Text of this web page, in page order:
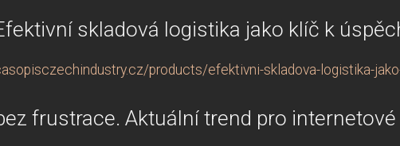
skladová logistika jako klíč k
products/efektivni-skladova-logistika-
frustrace. Aktuální trend pro